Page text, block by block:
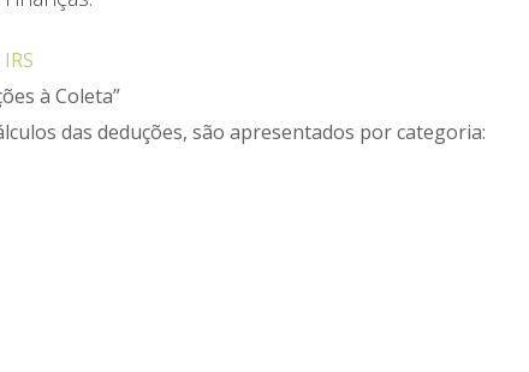
à Coleta”
das deduções, são apresentados por categoria: